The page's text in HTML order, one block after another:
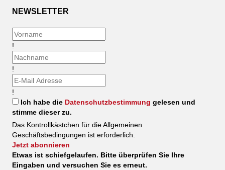
NEWSLETTER
!
!
!
Ich habe die Datenschutzbestimmung gelesen und
stimme dieser zu.
Das Kontrollkästchen für die Allgemeinen
Geschäftsbedingungen ist erforderlich.
Jetzt abonnieren
Etwas ist schiefgelaufen. Bitte überprüfen Sie Ihre
Eingaben und versuchen Sie es erneut.